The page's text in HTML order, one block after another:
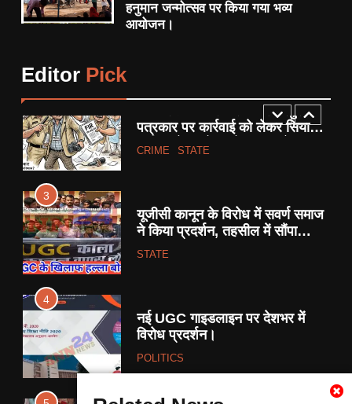
हनुमान जन्मोत्सव पर किया गया भव्य
आयोजन।
Editor Pick
2
उबाल।
3
यूजीसी कानून के विरोध में सवर्ण समाज
4
नई UGC गाइडलाइन पर देशभर में
5
गौरिहार खंड के सरबई मंडल में विराट
हिंदू सम्मेलन सम्पन्न, समाज में एकता
RELIGION